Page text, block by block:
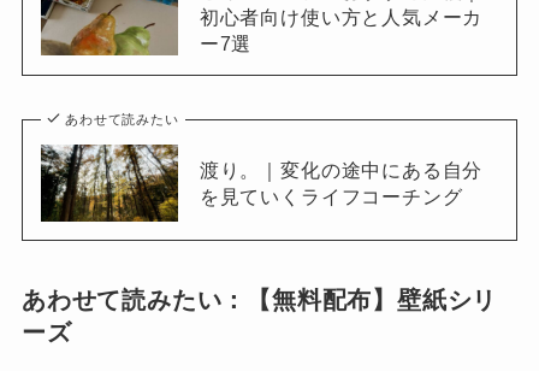
初心者向け使い方と人気メーカ
ー7選
あわせて読みたい
渡り。｜変化の途中にある自分
を見ていくライフコーチング
あわせて読みたい：【無料配布】壁紙シリ
ーズ